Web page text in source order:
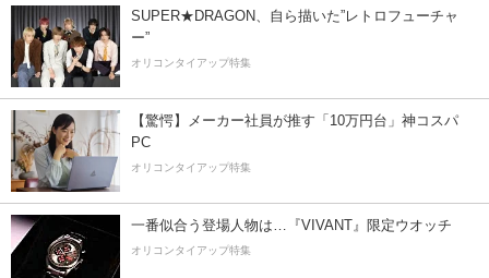
SUPER★DRAGON、自ら描いた”レトロフューチャ
ー”
オリコンタイアップ特集
【驚愕】メーカー社員が推す「10万円台」神コスパ
PC
オリコンタイアップ特集
一番似合う登場人物は…『VIVANT』限定ウオッチ
オリコンタイアップ特集